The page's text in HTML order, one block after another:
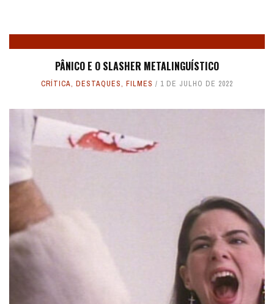
PÂNICO E O SLASHER METALINGUÍSTICO
CRÍTICA, DESTAQUES, FILMES 1 DE JULHO DE 2022